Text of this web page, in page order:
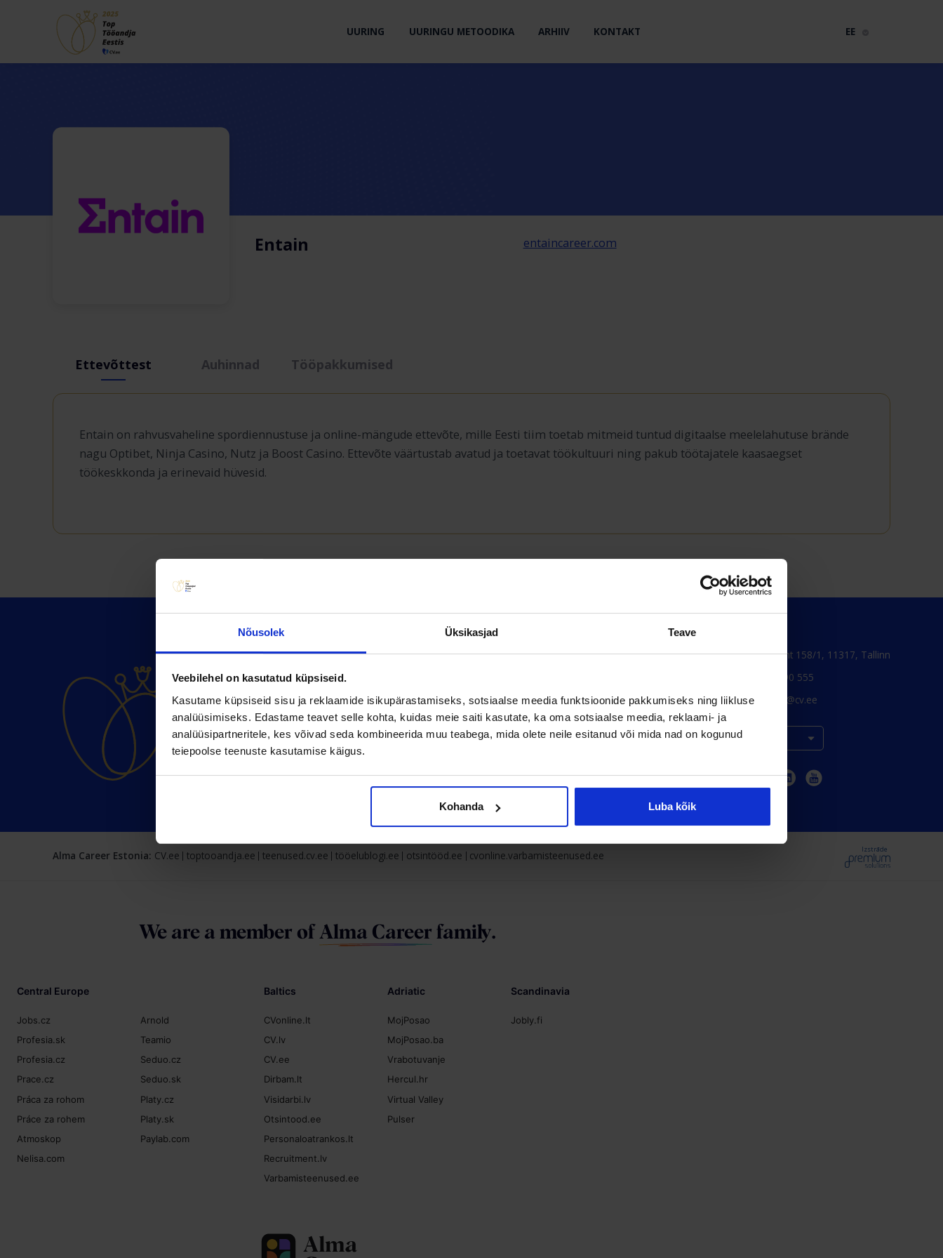
Nõusolek Üksikasjad Teave
Veebilehel on kasutatud küpsiseid.
Kasutame küpsiseid sisu ja reklaamide isikupärastamiseks, sotsiaalse meedia funktsioonide pakkumiseks ning liikluse
analüüsimiseks. Edastame teavet selle kohta, kuidas meie saiti kasutate, ka oma sotsiaalse meedia, reklaami- ja
analüüsipartneritele, kes võivad seda kombineerida muu teabega, mida olete neile esitanud või mida nad on kogunud
teiepoolse teenuste kasutamise käigus.
Kohanda Luba kõik
UURING UURINGU METOODIKA ARHIIV KONTAKT EE
Entain entaincareer.com
Ettevõttest Auhinnad Tööpakkumised
Entain on rahvusvaheline spordiennustuse ja online-mängude ettevõte, mille Eesti tiim toetab mitmeid tuntud digitaalse meelelahutuse brände
nagu Optibet, Ninja Casino, Nutz ja Boost Casino. Ettevõte väärtustab avatud ja toetavat töökultuuri ning pakub töötajatele kaasaegset
töökeskkonda ja erinevaid hüvesid.
Uuringut täitma
Uuringu tingimused
Pärnu mnt 158/1, 11317, Tallinn
+372 6990 555
turundus@cv.ee
Alma Career Estonia: CV.ee toptooandja.ee teenused.cv.ee tööelublogi.ee otsintööd.ee cvonline.varbamisteenused.ee
Izstrāde
We are a member of Alma Career family.
Central Europe
Jobs.cz
Profesia.sk
Profesia.cz
Prace.cz
Práca za rohom
Práce za rohem
Atmoskop
Nelisa.com
Arnold
Teamio
Seduo.cz
Seduo.sk
Platy.cz
Platy.sk
Paylab.com
Baltics
CVonline.lt
CV.lv
CV.ee
Dirbam.lt
Visidarbi.lv
Otsintood.ee
Personaloatrankos.lt
Recruitment.lv
Varbamisteenused.ee
Adriatic
MojPosao
MojPosao.ba
Vrabotuvanje
Hercul.hr
Virtual Valley
Pulser
Scandinavia
Jobly.fi